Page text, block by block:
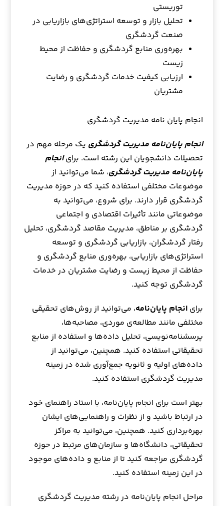
توریستی
تحلیل بازار و توسعه استراتژی‌های بازاریابی در
صنعت گردشگری
بهره‌وری منابع گردشگری و حفاظت از محیط
زیست
ارزیابی کیفیت خدمات گردشگری و رضایت
مشتریان
انجام پایان نامه مدیریت گردشگری
انجام پایان‌نامه مدیریت گردشگری یک مرحله مهم در
تحصیلات دانشجویان این رشته است. برایانجام
پایان‌نامه مدیریت گردشگری، شما می‌توانید از
موضوعات مختلفی استفاده کنید که در حوزه مدیریت
گردشگری قرار دارند. برای شروع، می‌توانید به
موضوعاتی مانند تأثیرات اقتصادی و اجتماعی
گردشگری بر مناطق، مدیریت مقاصد گردشگری، تحلیل
رفتار گردشگران، بازاریابی گردشگری و توسعه
استراتژی‌های بازاریابی، بهره‌وری منابع گردشگری و
حفاظت از محیط زیست و رضایت مشتریان در خدمات
گردشگری توجه کنید.
برایانجام پایان‌نامه، می‌توانید از روش‌های تحقیقی
مختلفی مانند مطالعه‌ی موردی، مصاحبه‌ها،
پرسشنامه‌نویسی، تحلیل داده‌ها و استفاده از منابع
تحقیقاتی استفاده کنید. همچنین، می‌توانید از
داده‌های اولیه و ثانویه جمع‌آوری شده در زمینه
مدیریت گردشگری استفاده کنید.
بهتر است برای انجام پایان‌نامه، با استاد راهنمای خود
در ارتباط باشید و از نظرات و راهنمایی‌های ایشان
بهره‌برداری کنید. همچنین، می‌توانید به مراکز
تحقیقاتی، دانشگاه‌ها و سازمان‌های مرتبط در حوزه
گردشگری مراجعه کنید تا از منابع و داده‌های موجود
در این زمینه استفاده کنید.
مراحل انجام پایان‌نامه در رشته مدیریت گردشگری